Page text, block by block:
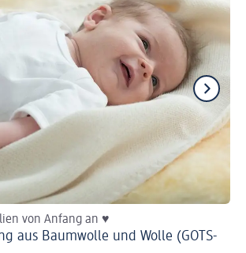
von Anfang an ♥
aus Baumwolle und Wolle (GOTS-